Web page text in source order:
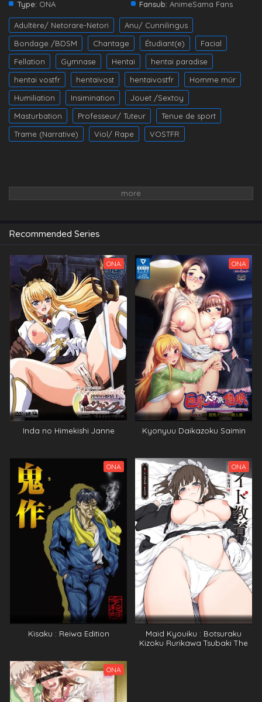
Type: ONA Fansub: AnimeSama Fans
Adultère/ Netorare-Netori
Anu/ Cunnilingus
Bondage /BDSM
Chantage Étudiant(e)
Facial
Fellation
Gymnase Hentai
hentai paradise
hentai vostfr
hentaivost hentaivostfr
Homme mûr
Humiliation
Insimination
Jouet /Sextoy
Masturbation
Professeur/ Tuteur
Tenue de sport
Trame (Narrative)
Viol/ Rape VOSTFR
Recommended Series
ONA
Inda no Himekishi Janne
ONA
Kyonyuu Daikazoku Saimin
ONA
Kisaku : Reiwa Edition
ONA
Maid Kyouiku : Botsuraku
Kizoku Rurikawa Tsubaki The
ONA